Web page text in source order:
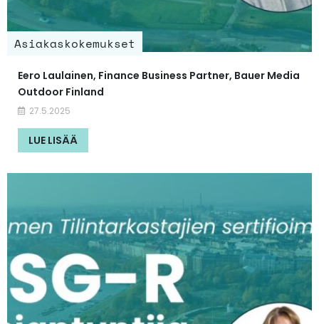
Asiakaskokemukset
Eero Laulainen, Finance Business Partner, Bauer Media
Outdoor Finland
27.5.2025
LUE LISÄÄ